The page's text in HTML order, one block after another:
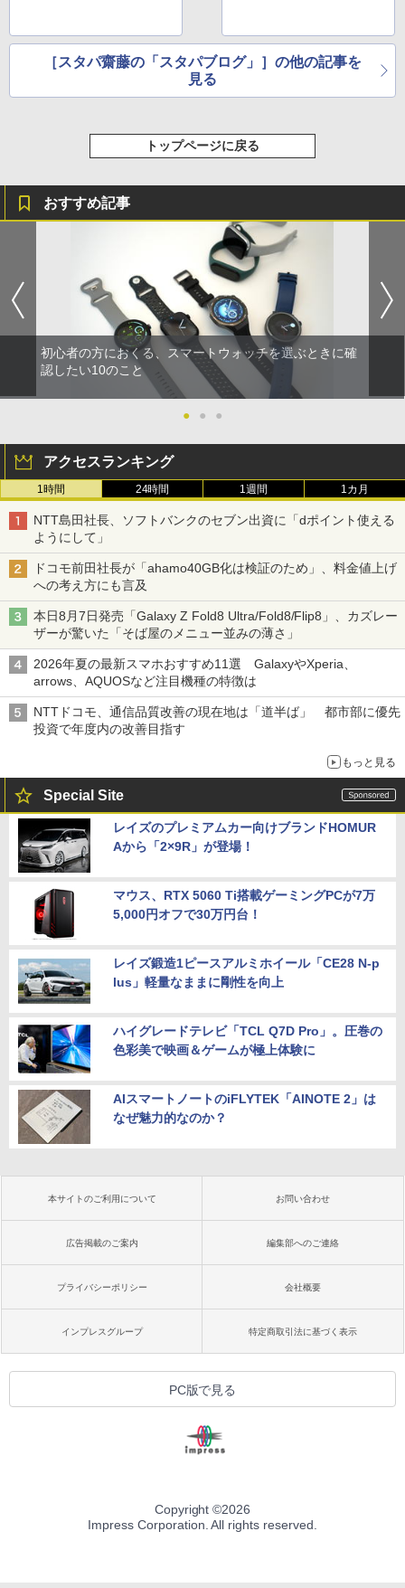
［スタパ齋藤の「スタパブログ」］の他の記事を
見る
トップページに戻る
おすすめ記事
初心者の方におくる、スマートウォッチを選ぶときに確
認したい10のこと
● ● ●
アクセスランキング
1時間 24時間 1週間 1カ月
NTT島田社長、ソフトバンクのセブン出資に「dポイント使える
ようにして」
ドコモ前田社長が「ahamo40GB化は検証のため」、料金値上げ
への考え方にも言及
本日8月7日発売「Galaxy Z Fold8 Ultra/Fold8/Flip8」、カズレー
ザーが驚いた「そば屋のメニュー並みの薄さ」
2026年夏の最新スマホおすすめ11選 GalaxyやXperia、
arrows、AQUOSなど注目機種の特徴は
NTTドコモ、通信品質改善の現在地は「道半ば」 都市部に優先
投資で年度内の改善目指す
もっと見る
Special Site
レイズのプレミアムカー向けブランドHOMUR
Aから「2×9R」が登場！
マウス、RTX 5060 Ti搭載ゲーミングPCが7万
5,000円オフで30万円台！
レイズ鍛造1ピースアルミホイール「CE28 N-p
lus」軽量なままに剛性を向上
ハイグレードテレビ「TCL Q7D Pro」。圧巻の
色彩美で映画＆ゲームが極上体験に
AIスマートノートのiFLYTEK「AINOTE 2」は
なぜ魅力的なのか？
本サイトのご利用について お問い合わせ
広告掲載のご案内 編集部へのご連絡
プライバシーポリシー 会社概要
インプレスグループ 特定商取引法に基づく表示
PC版で見る
Copyright ©2026
Impress Corporation. All rights reserved.